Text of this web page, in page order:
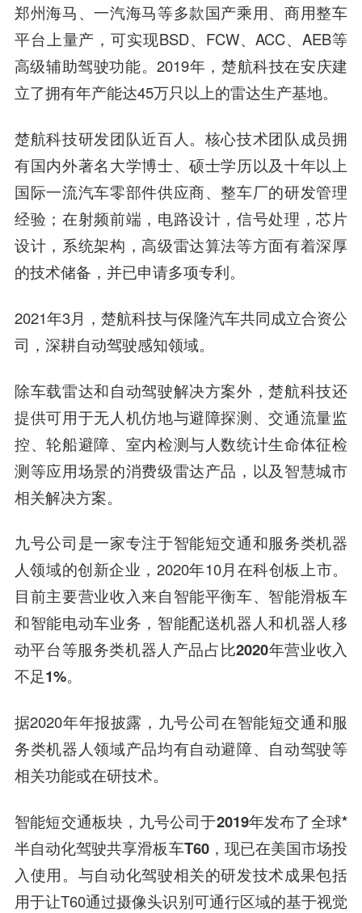
郑州海马、一汽海马等多款国产乘用、商用整车
平台上量产，可实现BSD、FCW、ACC、AEB等
高级辅助驾驶功能。2019年，楚航科技在安庆建
立了拥有年产能达45万只以上的雷达生产基地。
楚航科技研发团队近百人。核心技术团队成员拥
有国内外著名大学博士、硕士学历以及十年以上
国际一流汽车零部件供应商、整车厂的研发管理
经验；在射频前端，电路设计，信号处理，芯片
设计，系统架构，高级雷达算法等方面有着深厚
的技术储备，并已申请多项专利。
2021年3月，楚航科技与保隆汽车共同成立合资公
司，深耕自动驾驶感知领域。
除车载雷达和自动驾驶解决方案外，楚航科技还
提供可用于无人机仿地与避障探测、交通流量监
控、轮船避障、室内检测与人数统计生命体征检
测等应用场景的消费级雷达产品，以及智慧城市
相关解决方案。
九号公司是一家专注于智能短交通和服务类机器
人领域的创新企业，2020年10月在科创板上市。
目前主要营业收入来自智能平衡车、智能滑板车
和智能电动车业务， 智能配送机器人和机器人移
动平台等服务类机器人产品占比2020年营业收入
不足1%。
据2020年年报披露，九号公司在智能短交通和服
务类机器人领域产品均有自动避障、自动驾驶等
相关功能或在研技术。
智能短交通板块， 九号公司于2019年发布了全球*
半自动化驾驶共享滑板车T60，现已在美国市场投
入使用。与自动化驾驶相关的研发技术成果包括
用于让T60通过摄像头识别可通行区域的基于视觉